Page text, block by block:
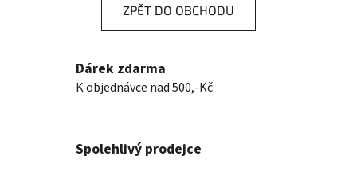
ZPĚT DO OBCHODU
Dárek zdarma
K objednávce nad 500,-Kč
Spolehlivý prodejce